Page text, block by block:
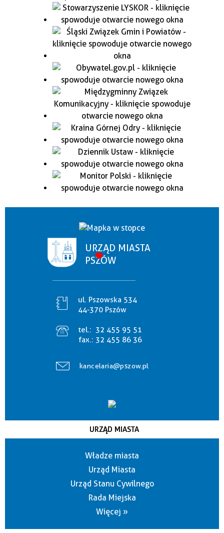
URZĄD MIASTA
PSZÓW
ul. Pszowska 534
44-370 Pszów
tel.: 32 455 95 51
fax.: 32 455 86 36
kancelaria@pszow.pl
URZĄD MIASTA
Władze miasta
Urząd Miasta
Urząd Stanu Cywilnego
Rada Miejska
Więcej »